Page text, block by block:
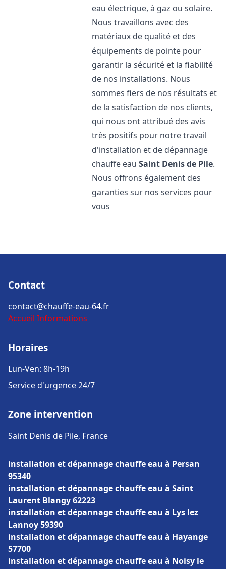
eau électrique, à gaz ou solaire.
Nous travaillons avec des
matériaux de qualité et des
équipements de pointe pour
garantir la sécurité et la fiabilité
de nos installations. Nous
sommes fiers de nos résultats et
de la satisfaction de nos clients,
qui nous ont attribué des avis
très positifs pour notre travail
d'installation et de dépannage
chauffe eauSaint Denis de Pile.
Nous offrons également des
garanties sur nos services pour
vous
Contact
contact@chauffe-eau-64.fr
Accueil Informations
Horaires
Lun-Ven: 8h-19h
Service d'urgence 24/7
Zone intervention
Saint Denis de Pile, France
installation et dépannage chauffe eau à Persan
95340
installation et dépannage chauffe eau à Saint
Laurent Blangy 62223
installation et dépannage chauffe eau à Lys lez
Lannoy 59390
installation et dépannage chauffe eau à Hayange
57700
installation et dépannage chauffe eau à Noisy le